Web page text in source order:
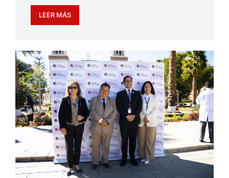
LEER MÁS